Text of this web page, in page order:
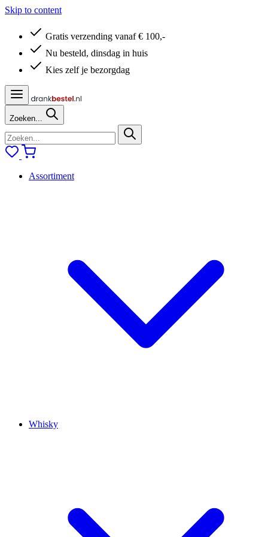
Skip to content
Gratis verzending vanaf € 100,-
Nu besteld, dinsdag in huis
Kies zelf je bezorgdag
Zoeken...
Assortiment
Whisky